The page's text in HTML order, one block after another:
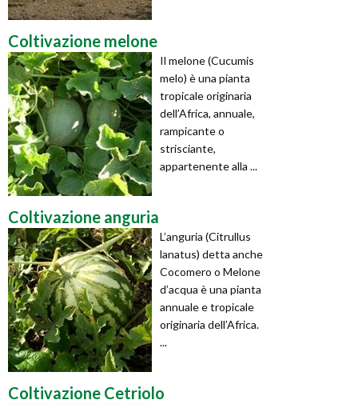
Coltivazione melone
Il melone (Cucumis
melo) è una pianta
tropicale originaria
dell’Africa, annuale,
rampicante o
strisciante,
appartenente alla ...
Coltivazione anguria
L’anguria (Citrullus
lanatus) detta anche
Cocomero o Melone
d’acqua è una pianta
annuale e tropicale
originaria dell’Africa.
...
Coltivazione Cetriolo